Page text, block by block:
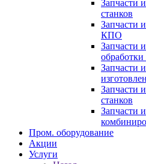
Запчасти
станков
Запчасти
КПО
Запчасти
Запчасти
Запчасти
станков
Запчасти
Пром. оборудование
Акции
Услуги